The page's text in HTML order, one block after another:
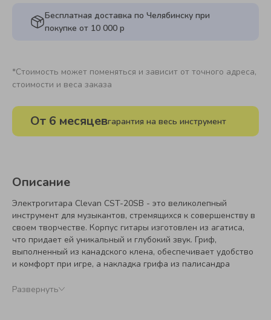
Бесплатная доставка по Челябинску при
покупке от 10 000 р
*Стоимость может поменяться и зависит от точного адреса,
стоимости и веса заказа
От 6 месяцевгарантия на весь инструмент
Описание
Электрогитара Clevan CST-20SB - это великолепный
инструмент для музыкантов, стремящихся к совершенству в
своем творчестве. Корпус гитары изготовлен из агатиса,
что придает ей уникальный и глубокий звук. Гриф,
выполненный из канадского клена, обеспечивает удобство
и комфорт при игре, а накладка грифа из палисандра
осуществляется с помощью болта, что обеспечивает
Развернуть